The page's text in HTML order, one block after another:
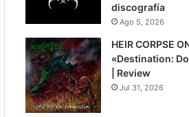
discografía
Ago 5, 2026
8
HEIR CORPSE
«Destination:
| Review
Jul 31, 2026